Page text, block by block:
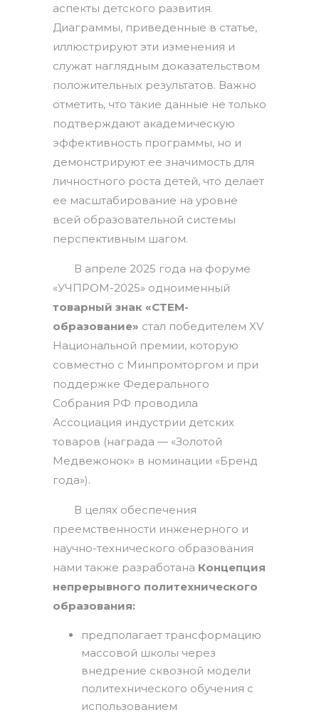
аспекты детского развития.
Диаграммы, приведенные в статье,
иллюстрируют эти изменения и
служат наглядным доказательством
положительных результатов. Важно
отметить, что такие данные не только
подтверждают академическую
эффективность программы, но и
демонстрируют ее значимость для
личностного роста детей, что делает
ее масштабирование на уровне
всей образовательной системы
перспективным шагом.
В апреле 2025 года на форуме
«УЧПРОМ-2025» одноименный
товарный знак «СТЕМ-
образование» стал победителем XV
Национальной премии, которую
совместно с Минпромторгом и при
поддержке Федерального
Собрания РФ проводила
Ассоциация индустрии детских
товаров (награда — «Золотой
Медвежонок» в номинации «Бренд
года»).
В целях обеспечения
преемственности инженерного и
научно-технического образования
нами также разработана Концепция
непрерывного политехнического
образования:
предполагает трансформацию
массовой школы через
внедрение сквозной модели
политехнического обучения с
использованием